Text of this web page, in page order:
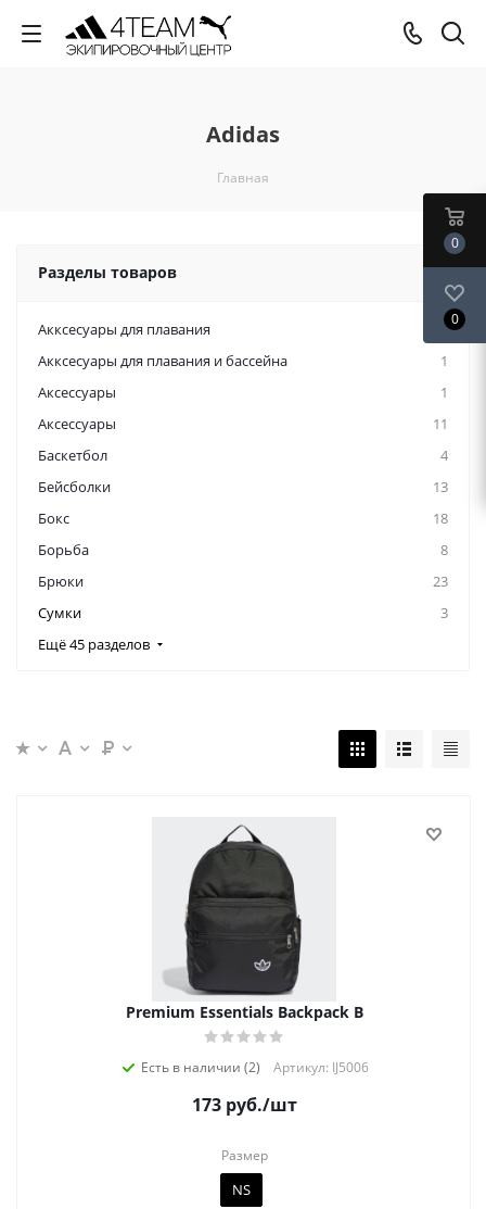
Adidas
Главная
Разделы товаров
Акксесуары для плавания
12
Акксесуары для плавания и бассейна
1
Аксессуары
1
Аксессуары
11
Баскетбол
4
Бейсболки
13
Бокс
18
Борьба
8
Брюки
23
Сумки
3
Ещё 45 разделов
Premium Essentials Backpack B
Есть в наличии (2) Артикул: IJ5006
173руб./шт
Размер
NS
0
0